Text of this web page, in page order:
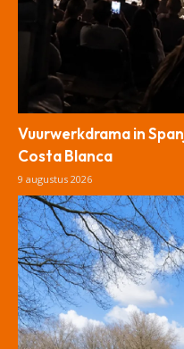
Vuurwerkdrama in
Costa Blanca
9 augustus 2026